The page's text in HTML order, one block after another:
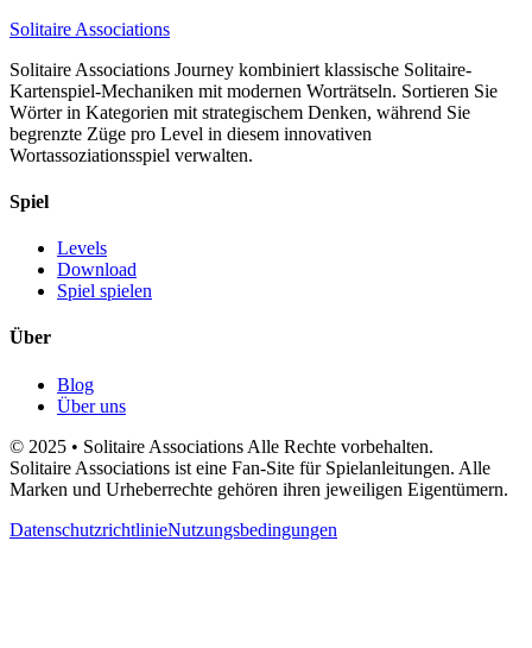
Solitaire Associations
Solitaire Associations Journey kombiniert klassische Solitaire-
Kartenspiel-Mechaniken mit modernen Worträtseln. Sortieren Sie
Wörter in Kategorien mit strategischem Denken, während Sie
begrenzte Züge pro Level in diesem innovativen
Wortassoziationsspiel verwalten.
Spiel
Levels
Download
Spiel spielen
Über
Blog
Über uns
© 2025 • Solitaire Associations Alle Rechte vorbehalten.
Solitaire Associations ist eine Fan-Site für Spielanleitungen. Alle
Marken und Urheberrechte gehören ihren jeweiligen Eigentümern.
DatenschutzrichtlinieNutzungsbedingungen